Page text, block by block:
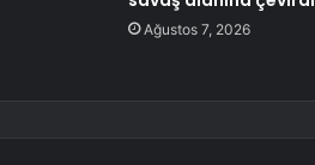
Ağustos 7, 2026